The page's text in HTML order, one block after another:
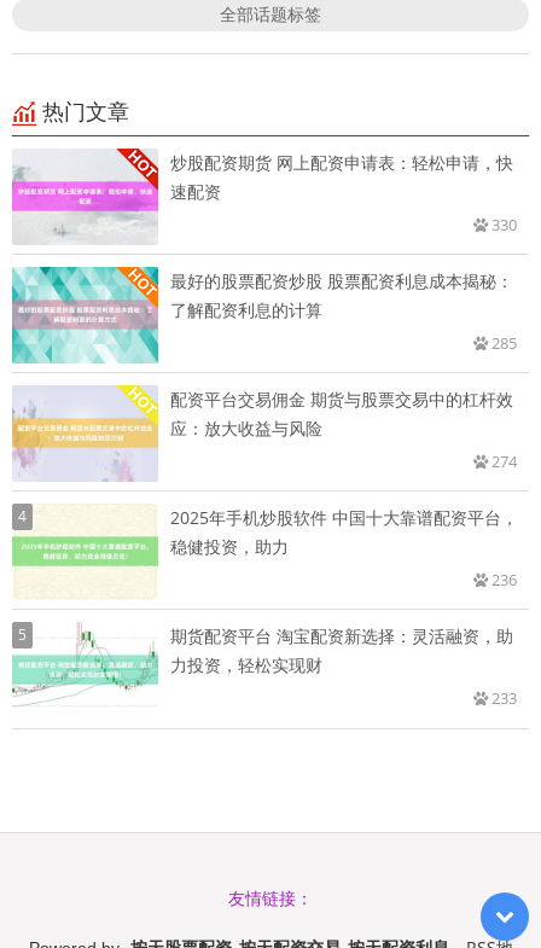
全部话题标签
热门文章
炒股配资期货 网上配资申请表：轻松申请，快
速配资
330
最好的股票配资炒股 股票配资利息成本揭秘：
了解配资利息的计算
285
配资平台交易佣金 期货与股票交易中的杠杆效
应：放大收益与风险
274
4
2025年手机炒股软件 中国十大靠谱配资平台，
稳健投资，助力
236
5
期货配资平台 淘宝配资新选择：灵活融资，助
力投资，轻松实现财
233
友情链接：